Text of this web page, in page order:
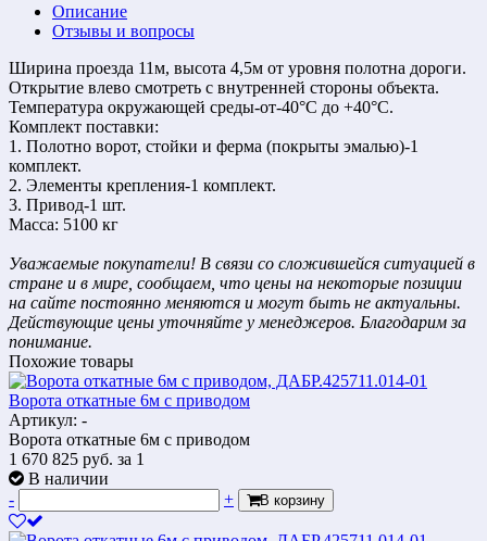
Описание
Отзывы и вопросы
Ширина проезда 11м, высота 4,5м от уровня полотна дороги.
Открытие влево смотреть с внутренней стороны объекта.
Температура окружающей среды-от-40°С до +40°С.
Комплект поставки:
1. Полотно ворот, стойки и ферма (покрыты эмалью)-1
комплект.
2. Элементы крепления-1 комплект.
3. Привод-1 шт.
Масса: 5100 кг
Уважаемые покупатели! В связи со сложившейся ситуацией в
стране и в мире, сообщаем, что цены на некоторые позиции
на сайте постоянно меняются и могут быть не актуальны.
Действующие цены уточняйте у менеджеров. Благодарим за
понимание.
Похожие товары
Ворота откатные 6м с приводом
Артикул: -
Ворота откатные 6м с приводом
1 670 825 руб. за 1
В наличии
-
+ В корзину